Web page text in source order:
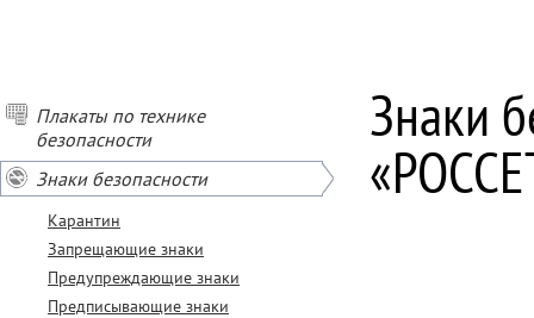
Плакаты по технике
безопасности
Знаки безопасности
Карантин
Запрещающие знаки
Предупреждающие знаки
Предписывающие знаки
Знаки